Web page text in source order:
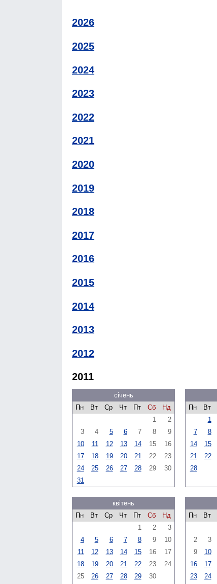
2026
2025
2024
2023
2022
2021
2020
2019
2018
2017
2016
2015
2014
2013
2012
2011
січень
Пн
Вт Ср Чт Пт Сб
Нд
1
2
3
4 5 6 7 8
9
10
11 12 13 14 15
16
17
18 19 20 21 22
23
24
25 26 27 28 29
30
31
Пн
Вт
1
7
8
14
15
21
22
28
квітень
Пн
Вт Ср Чт Пт Сб
Нд
1
2
3
4
5 6 7 8 9
10
11
12 13 14 15 16
17
18
19 20 21 22 23
24
25
26 27 28 29 30
Пн
Вт
2
3
9
10
16
17
23
24